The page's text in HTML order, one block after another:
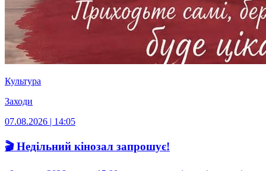
Культура
Заходи
07.08.2026 | 14:05
🎬 Недільний кінозал запрошує!